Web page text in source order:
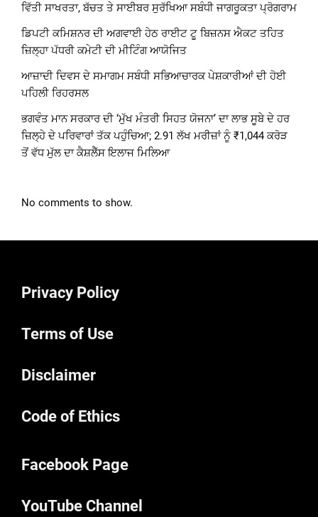
ਵਿੱਤੀ ਸਾਖਰਤਾ, ਬੱਚਤ ਤੇ ਸਾਈਬਰ ਸੁਰੱਖਿਆ ਸਬੰਧੀ ਜਾਗਰੂਕਤਾ ਪ੍ਰੋਗਰਾਮ
ਡਿਪਟੀ ਕਮਿਸ਼ਨਰ ਦੀ ਅਗਵਾਈ ਹੇਠ ਰਾਈਟ ਟੂ ਬਿਜ਼ਨਸ ਐਕਟ ਤਹਿਤ
ਜ਼ਿਲ੍ਹਾ ਪੱਧਰੀ ਕਮੇਟੀ ਦੀ ਮੀਟਿੰਗ ਆਯੋਜਿਤ
ਆਜ਼ਾਦੀ ਦਿਵਸ ਦੇ ਸਮਾਗਮ ਸਬੰਧੀ ਸਭਿਆਚਾਰਕ ਪੇਸ਼ਕਾਰੀਆਂ ਦੀ ਹੋਈ
ਪਹਿਲੀ ਰਿਹਰਸਲ
ਭਗਵੰਤ ਮਾਨ ਸਰਕਾਰ ਦੀ ‘ਮੁੱਖ ਮੰਤਰੀ ਸਿਹਤ ਯੋਜਨਾ’ ਦਾ ਲਾਭ ਸੂਬੇ ਦੇ ਹਰ
ਜ਼ਿਲ੍ਹੇ ਦੇ ਪਰਿਵਾਰਾਂ ਤੱਕ ਪਹੁੰਚਿਆ; 2.91 ਲੱਖ ਮਰੀਜ਼ਾਂ ਨੂੰ ₹1,044 ਕਰੋੜ
ਤੋਂ ਵੱਧ ਮੁੱਲ ਦਾ ਕੈਸ਼ਲੈੱਸ ਇਲਾਜ ਮਿਲਿਆ
No comments to show.
Privacy Policy
Terms of Use
Disclaimer
Code of Ethics
Facebook Page
YouTube Channel